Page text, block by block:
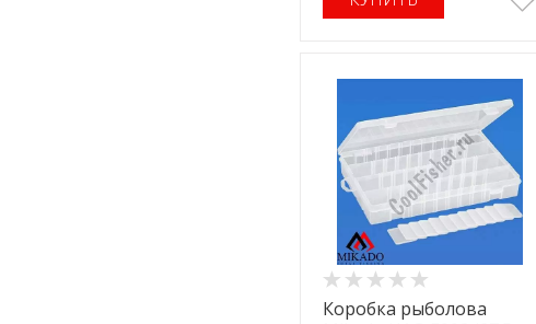
Коробка рыболова